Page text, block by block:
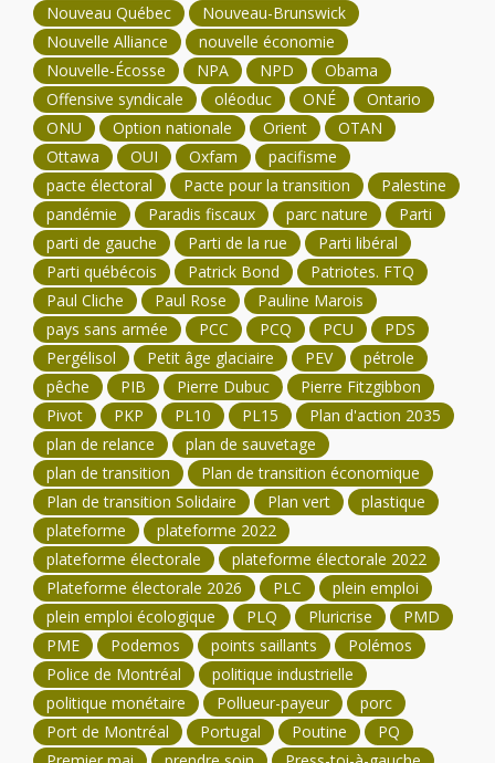
Nouveau Québec
Nouveau-Brunswick
Nouvelle Alliance
nouvelle économie
Nouvelle-Écosse
NPA NPD
Obama
Offensive syndicale
oléoduc ONÉ
Ontario
ONU
Option nationale Orient
OTAN
Ottawa
OUI Oxfam
pacifisme
pacte électoral
Pacte pour la transition
Palestine
pandémie
Paradis fiscaux parc nature
Parti
parti de gauche
Parti de la rue
Parti libéral
Parti québécois
Patrick Bond
Patriotes. FTQ
Paul Cliche
Paul Rose
Pauline Marois
pays sans armée
PCC PCQ PCU
PDS
Pergélisol
Petit âge glaciaire PEV
pétrole
pêche
PIB Pierre Dubuc
Pierre Fitzgibbon
Pivot
PKP PL10 PL15
Plan d'action 2035
plan de relance
plan de sauvetage
plan de transition
Plan de transition économique
Plan de transition Solidaire
Plan vert
plastique
plateforme
plateforme 2022
plateforme électorale
plateforme électorale 2022
Plateforme électorale 2026
PLC
plein emploi
plein emploi écologique
PLQ Pluricrise
PMD
PME
Podemos points saillants
Polémos
Police de Montréal
politique industrielle
politique monétaire
Pollueur-payeur
porc
Port de Montréal
Portugal Poutine
PQ